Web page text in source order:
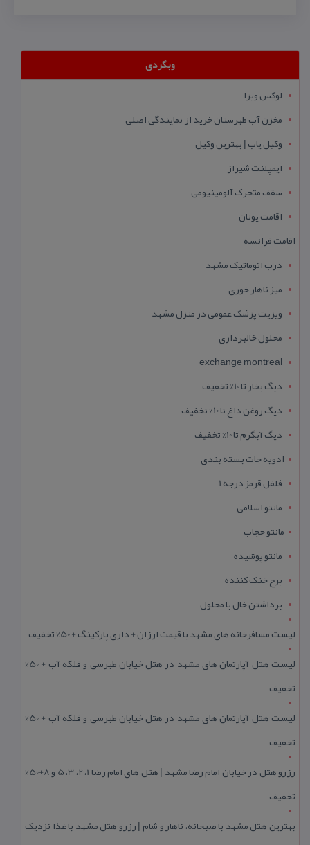
وبگردی
لوکس ویزا
مخزن آب طبرستان خرید از نمایندگی اصلی
وکیل یاب | بهترین وکیل
ایمپلنت شیراز
سقف متحرک آلومینیومی
اقامت یونان
اقامت فرانسه
درب اتوماتیک مشهد
میز ناهار خوری
ویزیت پزشک عمومی در منزل مشهد
محلول خالبرداری
exchange montreal
دیگ بخار تا 10% تخفیف
دیگ روغن داغ تا 10% تخفیف
دیگ آبگرم تا 10% تخفیف
ادویه جات بسته بندی
فلفل قرمز درجه 1
مانتو اسلامی
مانتو حجاب
مانتو پوشیده
برج خنک کننده
برداشتن خال با محلول
لیست مسافرخانه های مشهد با قیمت ارزان + داری پارکینگ + 50% تخفیف
لیست هتل آپارتمان های مشهد در هتل خیابان طبرسی و فلکه آب + 50%
تخفیف
لیست هتل آپارتمان های مشهد در هتل خیابان طبرسی و فلکه آب + 50%
تخفیف
رزرو هتل در خیابان امام رضا مشهد | هتل‌ های امام رضا 1، 2، 3، 5 و 8+50%
تخفیف
بهترین هتل مشهد با صبحانه، ناهار و شام | رزرو هتل مشهد با غذا نزدیک